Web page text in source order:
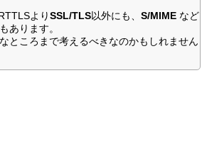
よりSSL/TLS以外にも、 S/MIME など
あります。
ところまで考えるべきなのかもしれません